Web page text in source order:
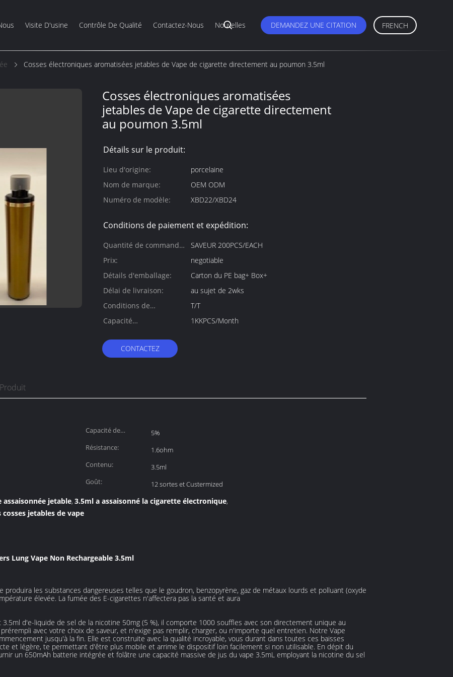
Visite D'usine Contrôle De Qualité Contactez-Nous Nouvelles DEMANDEZ UNE CITATION FRENCH
Cosses électroniques aromatisées jetables de Vape de cigarette directement au poumon 3.5ml
Cosses électroniques aromatisées
jetables de Vape de cigarette directement
au poumon 3.5ml
Détails sur le produit:
Lieu d'origine:
porcelaine
Nom de marque:
OEM ODM
Numéro de modèle:
XBD22/XBD24
Conditions de paiement et expédition:
Quantité de commande
min:
SAVEUR 200PCS/EACH
Prix:
negotiable
Détails d'emballage:
Carton du PE bag+ Box+
Délai de livraison:
au sujet de 2wks
Conditions de
paiement:
T/T
Capacité
1KKPCS/Month
CONTACTEZ
Capacité de
5%
Résistance:
1.6ohm
Contenu:
3.5ml
Goût:
12 sortes et Custermized
jetable, 3.5ml a assaisonné la cigarette électronique,
jetables de vape
Lung Vape Non Rechargeable 3.5ml
produira les substances dangereuses telles que le goudron, benzopyrène, gaz de métaux lourds et polluant (oxyde
élevée. La fumée des E-cigarettes n'affectera pas la santé et aura
d'e-liquide de sel de la nicotine 50mg (5 %), il comporte 1000 souffles avec son directement unique au
avec votre choix de saveur, et n'exige pas remplir, charger, ou n'importe quel entretien. Notre Vape
jusqu'à la fin. Elle est construite avec la qualité incroyable, vous durant dans toutes ces baisses
et légère, te permettant d'être plus mobile et arrime le dispositif loin facilement si non utilisable. En dépit du
un 650mAh batterie intégrée et folâtre une capacité massive de jus du vape 3.5mL employant la nicotine du sel